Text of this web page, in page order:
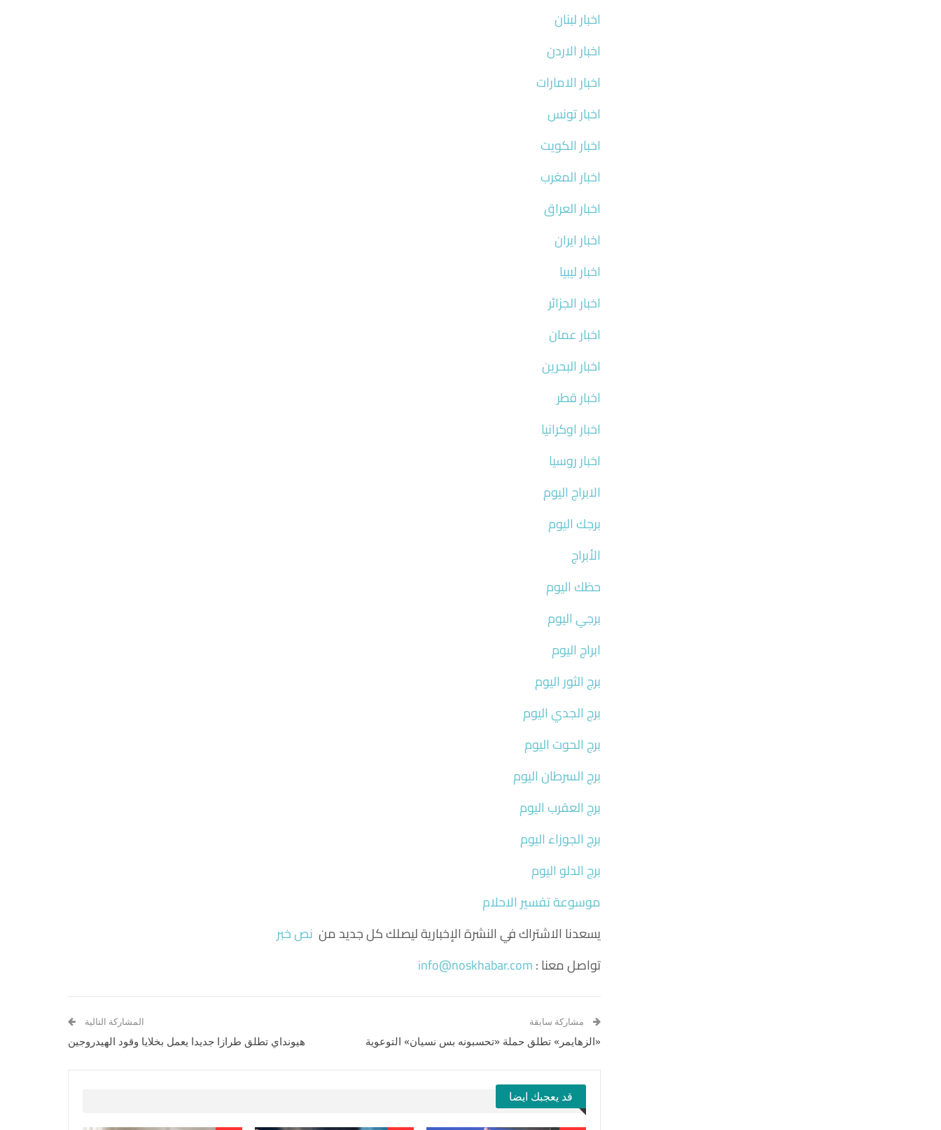
اخبار لبنان
اخبار الاردن
اخبار الامارات
اخبار تونس
اخبار الكويت
اخبار المغرب
اخبار العراق
اخبار ايران
اخبار ليبيا
اخبار الجزائر
اخبار عمان
اخبار البحرين
اخبار قطر
اخبار اوكرانيا
اخبار روسيا
الابراج اليوم
برجك اليوم
الأبراج
حظك اليوم
برجي اليوم
ابراج اليوم
برج الثور اليوم
برج الجدي اليوم
برج الحوت اليوم
برج السرطان اليوم
برج العقرب اليوم
برج الجوزاء اليوم
برج الدلو اليوم
موسوعة تفسير الاحلام
يسعدنا الاشتراك في النشرة الإخبارية ليصلك كل جديد من نص خبر
تواصل معنا :info@noskhabar.com
مشاركة سابقة
«الزهايمر» تطلق حملة «تحسبونه بس نسيان» التوعوية
المشاركة التالية
هيونداي تطلق طرازا جديدا يعمل بخلايا وقود الهيدروجين
قد يعجبك ايضا